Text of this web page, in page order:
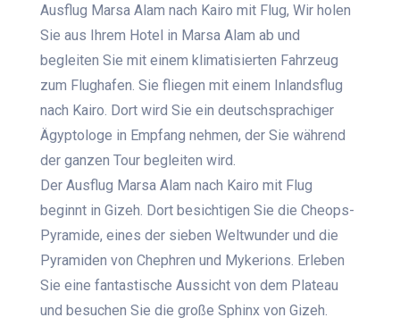
Ausflug Marsa Alam nach Kairo mit Flug,Wir holen
Sie aus Ihrem Hotel in Marsa Alam ab und
begleiten Sie mit einem klimatisierten Fahrzeug
zum Flughafen. Sie fliegen mit einem Inlandsflug
nach Kairo. Dort wird Sie ein deutschsprachiger
Ägyptologe in Empfang nehmen, der Sie während
der ganzen Tour begleiten wird.
Der Ausflug Marsa Alam nach Kairo mit Flug
beginnt in Gizeh. Dort besichtigen Sie die Cheops-
Pyramide, eines der sieben Weltwunder und die
Pyramiden von Chephren und Mykerions. Erleben
Sie eine fantastische Aussicht von dem Plateau
und besuchen Sie die große Sphinx von Gizeh.